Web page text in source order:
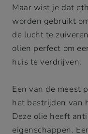
Maar wist je dat
worden gebruikt
de lucht te
olien perfect om
huis te verdrijven.
Een van de meest
het bestrijden van
Deze olie heeft
eigenschappen.